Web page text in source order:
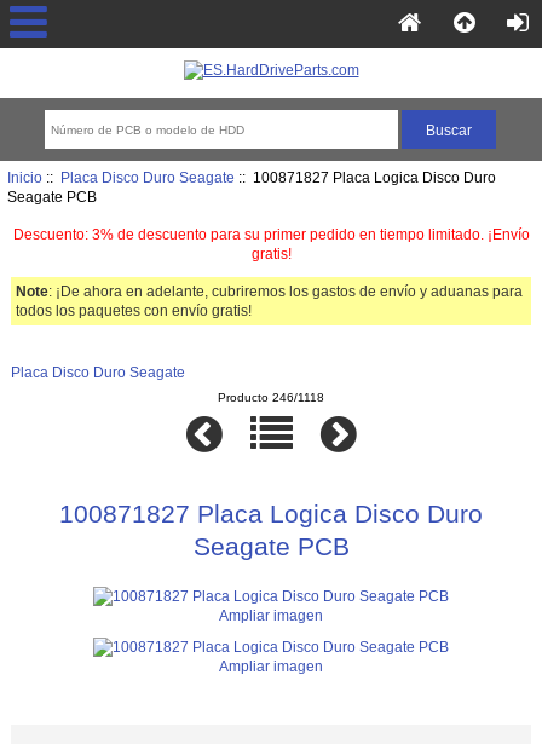
Inicio:: Placa Disco Duro Seagate :: 100871827 Placa Logica Disco Duro
Seagate PCB
Descuento: 3% de descuento para su primer pedido en tiempo limitado. ¡Envío
gratis!
Note: ¡De ahora en adelante, cubriremos los gastos de envío y aduanas para
todos los paquetes con envío gratis!
Placa Disco Duro Seagate
Producto 246/1118
100871827 Placa Logica Disco Duro
Seagate PCB
Ampliar imagen
Ampliar imagen